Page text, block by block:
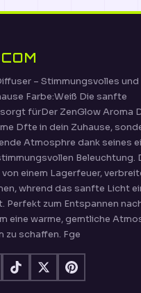
– Stimmungsvolles und
Farbe:Weiß Die sanfte
fürDer ZenGlow Aroma
Dfte in dein Zuhause,
Atmosphre dank seines
Beleuchtung.
einem Lagerfeuer,
whrend das sanfte Licht
Perfekt zum Entspannen
eine warme, gemtliche
zu schaffen. Fge